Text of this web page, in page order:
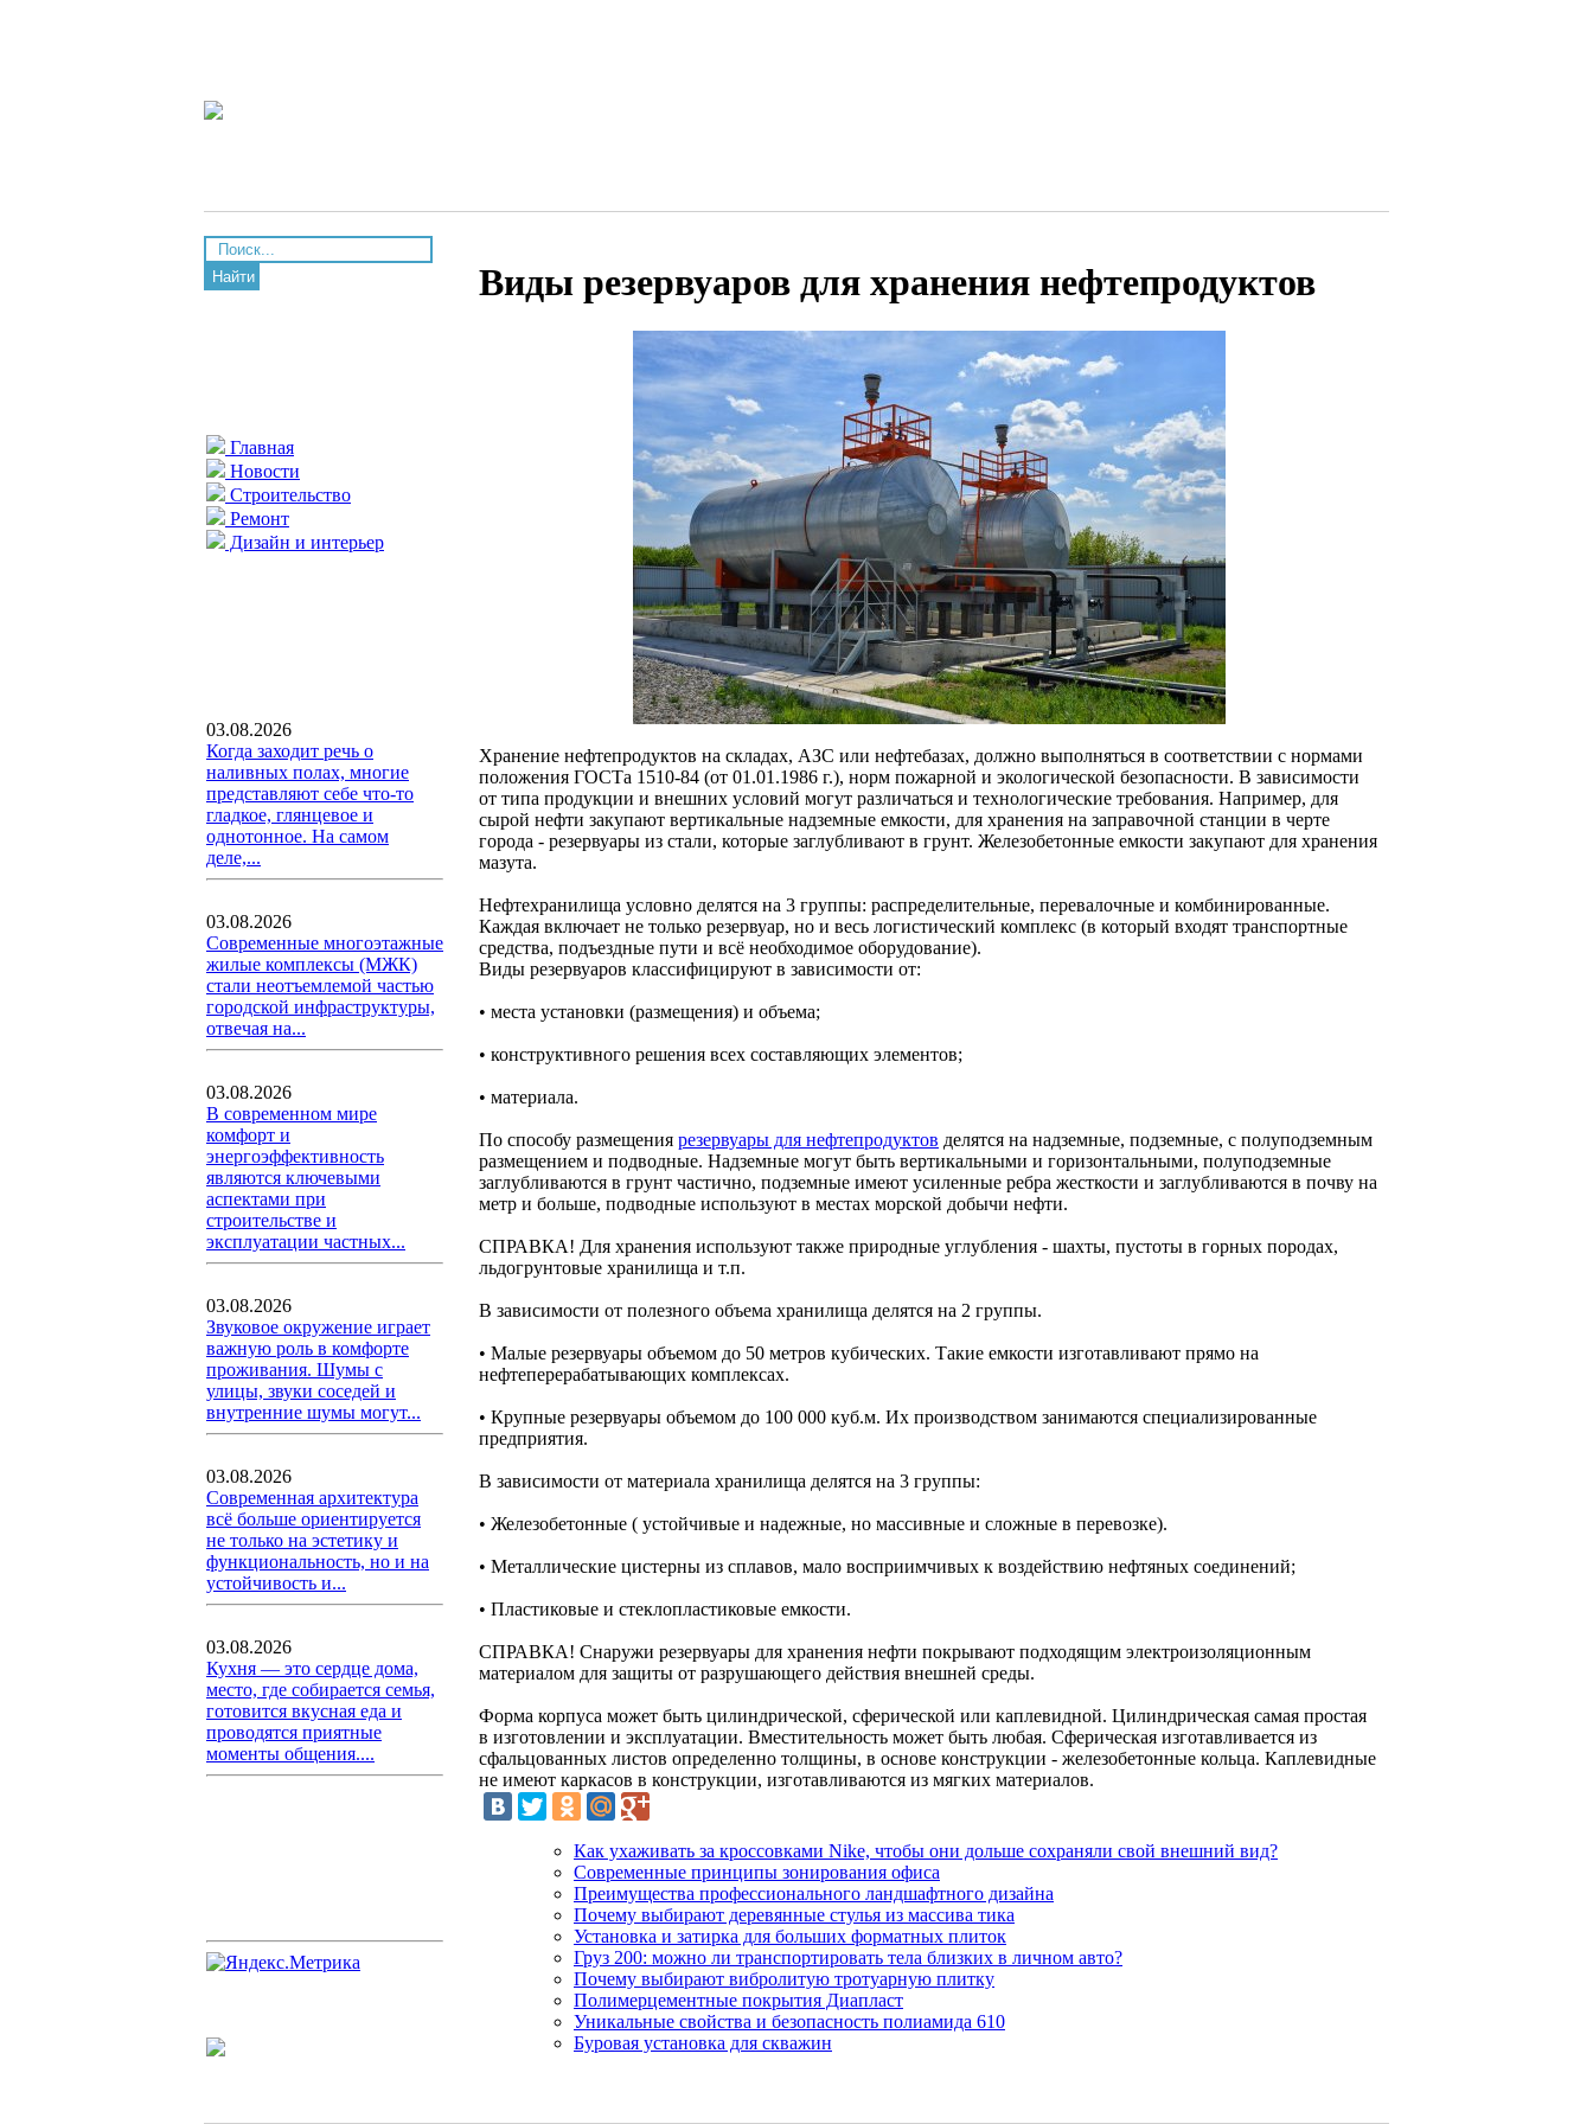
Найти
Главная
Новости
Строительство
Ремонт
Дизайн и интерьер
03.08.2026
Когда заходит речь о
наливных полах, многие
представляют себе что-то
гладкое, глянцевое и
однотонное. На самом
деле,...
03.08.2026
Современные многоэтажные
жилые комплексы (МЖК)
стали неотъемлемой частью
городской инфраструктуры,
отвечая на...
03.08.2026
В современном мире
комфорт и
энергоэффективность
являются ключевыми
аспектами при
строительстве и
эксплуатации частных...
03.08.2026
Звуковое окружение играет
важную роль в комфорте
проживания. Шумы с
улицы, звуки соседей и
внутренние шумы могут...
03.08.2026
Современная архитектура
всё больше ориентируется
не только на эстетику и
функциональность, но и на
устойчивость и...
03.08.2026
Кухня — это сердце дома,
место, где собирается семья,
готовится вкусная еда и
проводятся приятные
моменты общения....
Виды резервуаров для хранения нефтепродуктов
Хранение нефтепродуктов на складах, АЗС или нефтебазах, должно выполняться в соответствии с нормами
положения ГОСТа 1510-84 (от 01.01.1986 г.), норм пожарной и экологической безопасности. В зависимости
от типа продукции и внешних условий могут различаться и технологические требования. Например, для
сырой нефти закупают вертикальные надземные емкости, для хранения на заправочной станции в черте
города - резервуары из стали, которые заглубливают в грунт. Железобетонные емкости закупают для хранения
мазута.
Нефтехранилища условно делятся на 3 группы: распределительные, перевалочные и комбинированные.
Каждая включает не только резервуар, но и весь логистический комплекс (в который входят транспортные
средства, подъездные пути и всё необходимое оборудование).
Виды резервуаров классифицируют в зависимости от:
• места установки (размещения) и объема;
• конструктивного решения всех составляющих элементов;
• материала.
По способу размещения резервуары для нефтепродуктов делятся на надземные, подземные, с полуподземным
размещением и подводные. Надземные могут быть вертикальными и горизонтальными, полуподземные
заглубливаются в грунт частично, подземные имеют усиленные ребра жесткости и заглубливаются в почву на
метр и больше, подводные используют в местах морской добычи нефти.
СПРАВКА! Для хранения используют также природные углубления - шахты, пустоты в горных породах,
льдогрунтовые хранилища и т.п.
В зависимости от полезного объема хранилища делятся на 2 группы.
• Малые резервуары объемом до 50 метров кубических. Такие емкости изготавливают прямо на
нефтеперерабатывающих комплексах.
• Крупные резервуары объемом до 100 000 куб.м. Их производством занимаются специализированные
предприятия.
В зависимости от материала хранилища делятся на 3 группы:
• Железобетонные ( устойчивые и надежные, но массивные и сложные в перевозке).
• Металлические цистерны из сплавов, мало восприимчивых к воздействию нефтяных соединений;
• Пластиковые и стеклопластиковые емкости.
СПРАВКА! Снаружи резервуары для хранения нефти покрывают подходящим электроизоляционным
материалом для защиты от разрушающего действия внешней среды.
Форма корпуса может быть цилиндрической, сферической или каплевидной. Цилиндрическая самая простая
в изготовлении и эксплуатации. Вместительность может быть любая. Сферическая изготавливается из
сфальцованных листов определенно толщины, в основе конструкции - железобетонные кольца. Каплевидные
не имеют каркасов в конструкции, изготавливаются из мягких материалов.
Как ухаживать за кроссовками Nike, чтобы они дольше сохраняли свой внешний вид?
Современные принципы зонирования офиса
Преимущества профессионального ландшафтного дизайна
Почему выбирают деревянные стулья из массива тика
Установка и затирка для больших форматных плиток
Груз 200: можно ли транспортировать тела близких в личном авто?
Почему выбирают вибролитую тротуарную плитку
Полимерцементные покрытия Диапласт
Уникальные свойства и безопасность полиамида 610
Буровая установка для скважин